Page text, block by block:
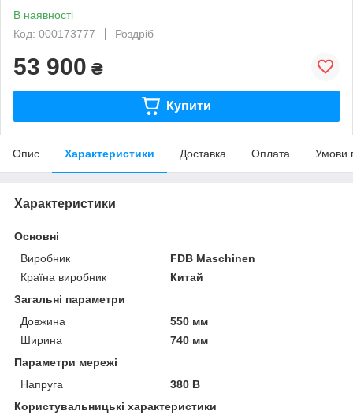
В наявності
Код: 000173777
Роздріб
53 900 ₴
Купити
Опис Характеристики Доставка Оплата Умови
Характеристики
Основні
Виробник
FDB Maschinen
Країна виробник
Китай
Загальні параметри
Довжина
550 мм
Ширина
740 мм
Параметри мережі
Напруга
380 В
Користувальницькі характеристики